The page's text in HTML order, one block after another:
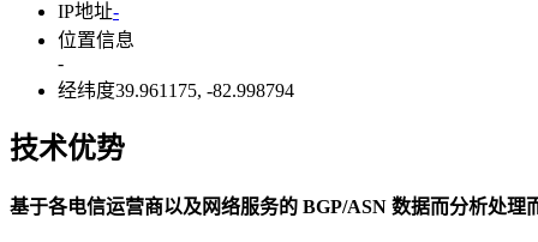
IP地址-
位置信息
-
经纬度39.961175, -82.998794
更多数据详情
技术优势
基于各电信运营商以及网络服务的 BGP/ASN 数据而分析处理